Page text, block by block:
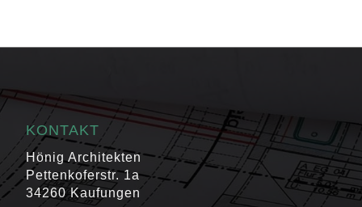
KONTAKT
Hönig Architekten
Pettenkoferstr. 1a
34260 Kaufungen